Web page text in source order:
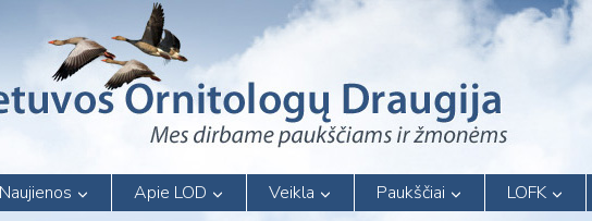
Naujienos Apie LOD Veikla Paukščiai LOFK